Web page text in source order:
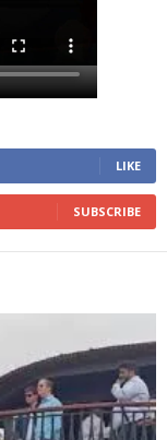
LIKE
SUBSCRIBE